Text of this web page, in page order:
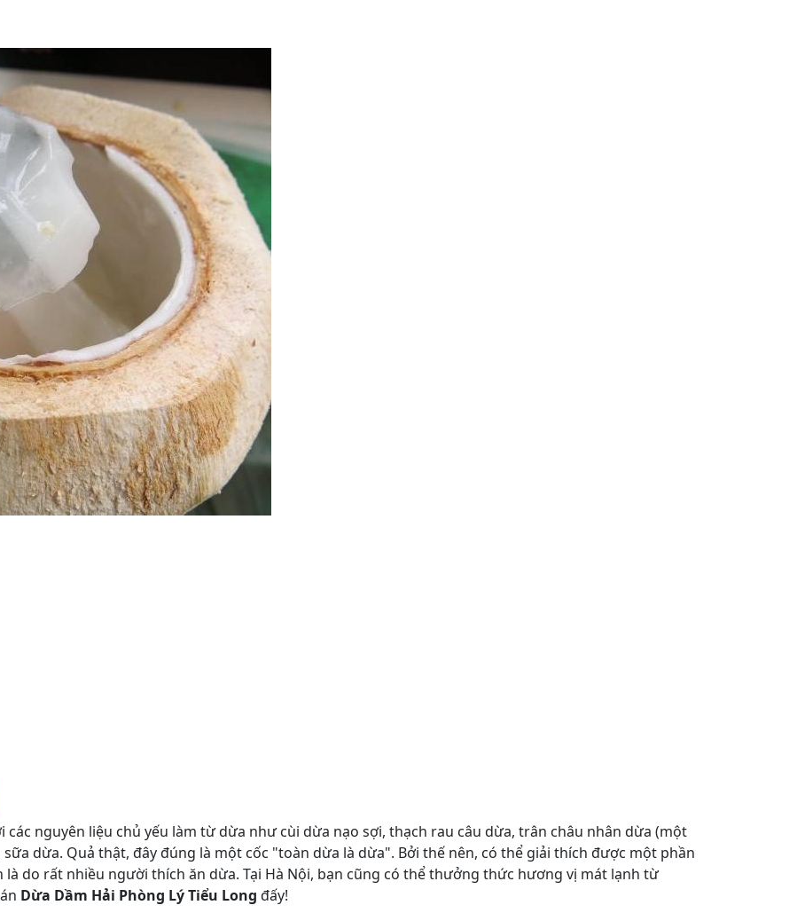
nguyên liệu chủ yếu làm từ dừa như cùi dừa nạo sợi, thạch rau câu dừa, trân châu nhân dừa (một
dừa. Quả thật, đây đúng là một cốc "toàn dừa là dừa". Bởi thế nên, có thể giải thích được một phần
do rất nhiều người thích ăn dừa. Tại Hà Nội, bạn cũng có thể thưởng thức hương vị mát lạnh từ
Dừa Dầm Hải Phòng Lý Tiểu Long đấy!